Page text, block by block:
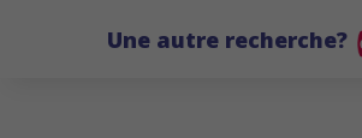
Une autre recherche?